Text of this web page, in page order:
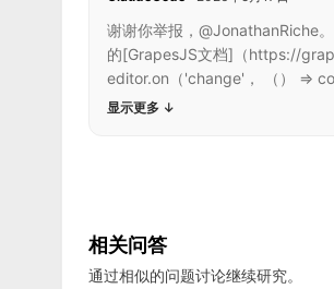
谢谢你举报，@JonathanRiche
的[GrapesJS文档]（https://
editor.on（'change'， （） =>
显示更多 ↓
相关问答
通过相似的问题讨论继续研究。